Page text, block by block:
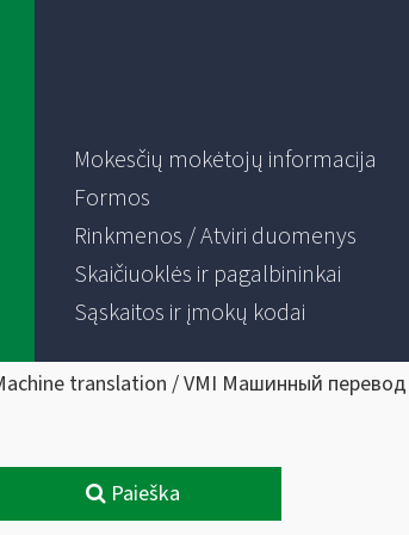
Mokesčių mokėtojų informacija
Formos
Rinkmenos / Atviri duomenys
Skaičiuoklės ir pagalbininkai
Sąskaitos ir įmokų kodai
translation / VMI Машинный
Paieška